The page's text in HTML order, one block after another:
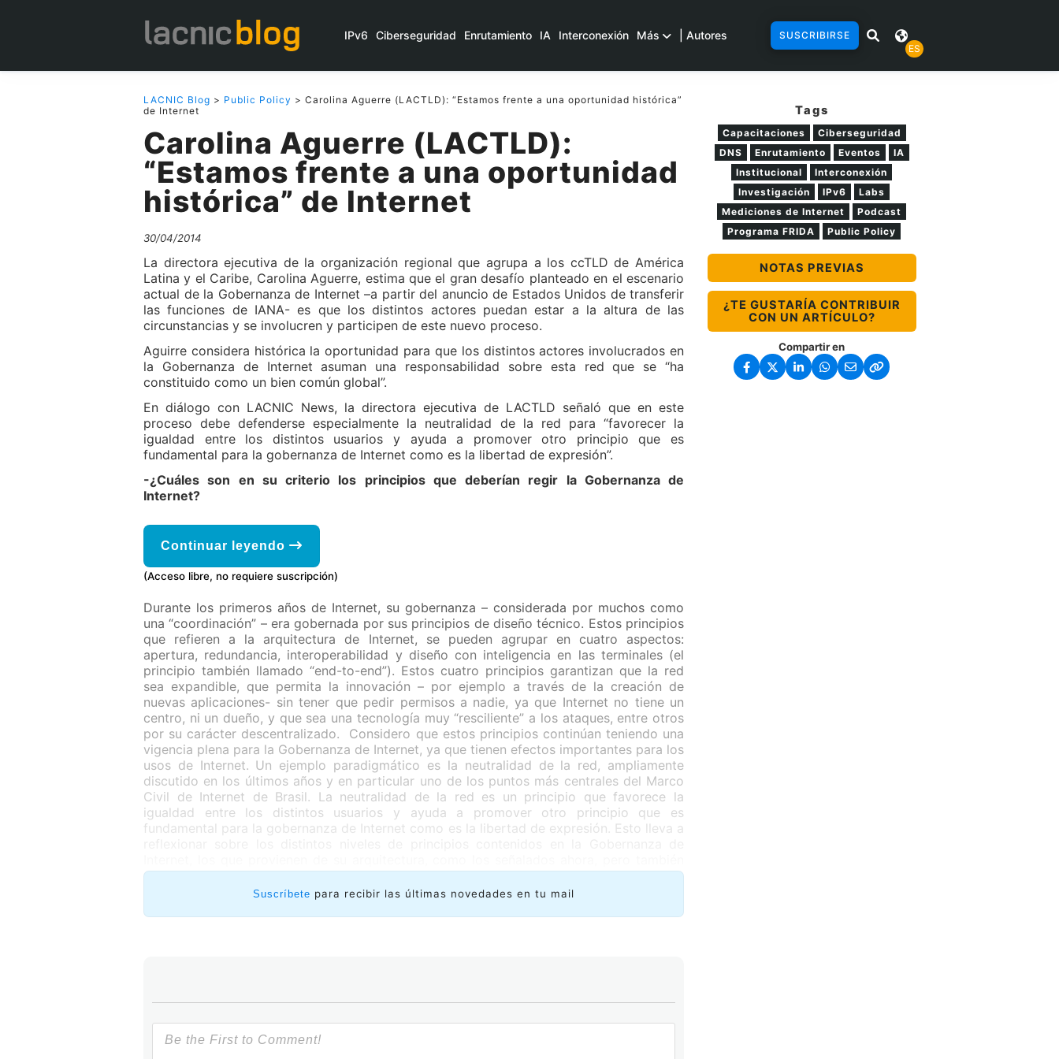
IPv6 Ciberseguridad Enrutamiento IA Interconexión Más | Autores
SUSCRIBIRSE
ES
LACNIC Blog > Public Policy > Carolina Aguerre (LACTLD): “Estamos frente a una oportunidad histórica”
de Internet
Carolina Aguerre (LACTLD):
“Estamos frente a una oportunidad
histórica” de Internet
30/04/2014
La directora ejecutiva de la organización regional que agrupa a los ccTLD de América
Latina y el Caribe, Carolina Aguerre, estima que el gran desafío planteado en el escenario
actual de la Gobernanza de Internet –a partir del anuncio de Estados Unidos de transferir
las funciones de IANA- es que los distintos actores puedan estar a la altura de las
circunstancias y se involucren y participen de este nuevo proceso.
Aguirre considera histórica la oportunidad para que los distintos actores involucrados en
la Gobernanza de Internet asuman una responsabilidad sobre esta red que se “ha
constituido como un bien común global”.
En diálogo con LACNIC News, la directora ejecutiva de LACTLD señaló que en este
proceso debe defenderse especialmente la neutralidad de la red para “favorecer la
igualdad entre los distintos usuarios y ayuda a promover otro principio que es
fundamental para la gobernanza de Internet como es la libertad de expresión”.
-¿Cuáles son en su criterio los principios que deberían regir la Gobernanza de
Internet?
Continuar leyendo
(Acceso libre, no requiere suscripción)
Durante los primeros años de Internet, su gobernanza – considerada por muchos como
una “coordinación” – era gobernada por sus principios de diseño técnico. Estos principios
que refieren a la arquitectura de Internet, se pueden agrupar en cuatro aspectos:
apertura, redundancia, interoperabilidad y diseño con inteligencia en las terminales (el
principio también llamado “end-to-end”). Estos cuatro principios garantizan que la red
sea expandible, que permita la innovación – por ejemplo a través de la creación de
nuevas aplicaciones- sin tener que pedir permisos a nadie, ya que Internet no tiene un
centro, ni un dueño, y que sea una tecnología muy “resciliente” a los ataques, entre otros
por su carácter descentralizado. Considero que estos principios continúan teniendo una
vigencia plena para la Gobernanza de Internet, ya que tienen efectos importantes para los
usos de Internet. Un ejemplo paradigmático es la neutralidad de la red, ampliamente
discutido en los últimos años y en particular uno de los puntos más centrales del Marco
Civil de Internet de Brasil. La neutralidad de la red es un principio que favorece la
igualdad entre los distintos usuarios y ayuda a promover otro principio que es
fundamental para la gobernanza de Internet como es la libertad de expresión. Esto lleva a
aquellos que están centrados en la dimensión del usuario como un ciudadano con
derechos. Entonces la perspectiva de los derechos humanos se constituye en otro
Esta decisión del gobierno de los Estados Unidos es una oportunidad histórica para que
Suscríbete para recibir las últimas novedades en tu mail
Tags
Capacitaciones
Ciberseguridad
DNS
Enrutamiento Eventos
IA
Institucional
Interconexión
Investigación
IPv6
Labs
Mediciones de Internet
Podcast
Programa FRIDA
Public Policy
NOTAS PREVIAS
¿TE GUSTARÍA CONTRIBUIR
CON UN ARTÍCULO?
Compartir en